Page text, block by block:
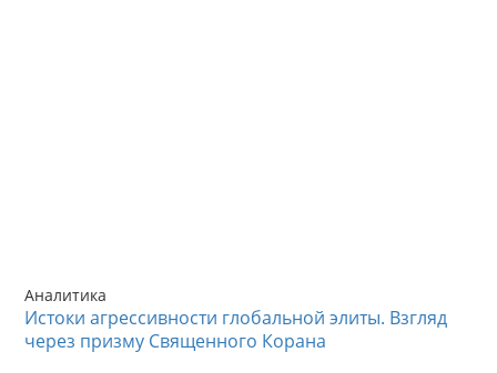
Аналитика
Истоки агрессивности глобальной элиты. Взгляд
через призму Священного Корана